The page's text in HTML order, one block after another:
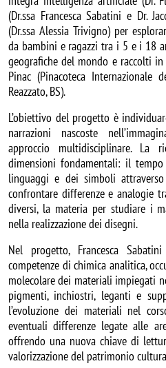
(Dr.ssa Francesca Sabatini e Dr.
(Dr.ssa Alessia Trivigno) per
da bambini e ragazzi tra i 5 e i 18
geografiche del mondo e raccolti
Pinac (Pinacoteca Internazionale
Reazzato, BS).
L’obiettivo del progetto è
narrazioni nascoste
approccio multidisciplinare. La
dimensioni fondamentali: il tempo
linguaggi e dei simboli
confrontare differenze e analogie
diversi, la materia per studiare i
nella realizzazione dei disegni.
Nel progetto, Francesca
competenze di chimica analitica,
molecolare dei materiali impiegati
pigmenti, inchiostri, leganti e
l’evoluzione dei materiali nel
eventuali differenze legate alle
offrendo una nuova chiave di
valorizzazione del patrimonio